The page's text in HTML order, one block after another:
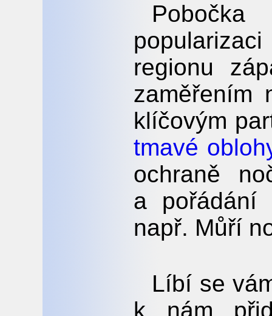
regionu
zaměřením
klíčovým
tmavé
ochraně
a pořádání
např. Můří
Líbí se
k nám